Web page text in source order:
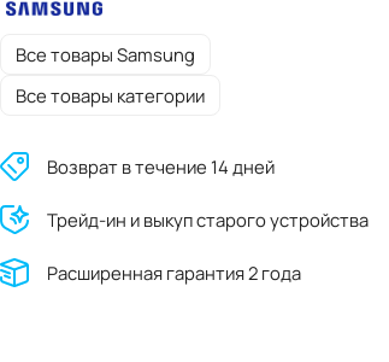
Все товары Samsung
Все товары категории
Возврат в течение 14 дней
Трейд-ин и выкуп старого устройства
Расширенная гарантия 2 года